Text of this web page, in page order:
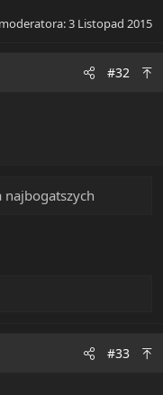
3 Listopad 2015
#32
najbogatszych
#33